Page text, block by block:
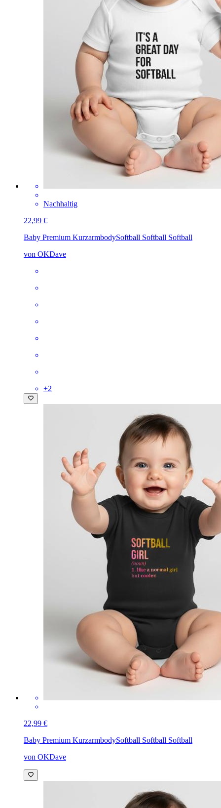
Nachhaltig
22,99 €
Baby Premium KurzarmbodySoftball Softball Softball
von OKDave
+2
22,99 €
Baby Premium KurzarmbodySoftball Softball Softball
von OKDave